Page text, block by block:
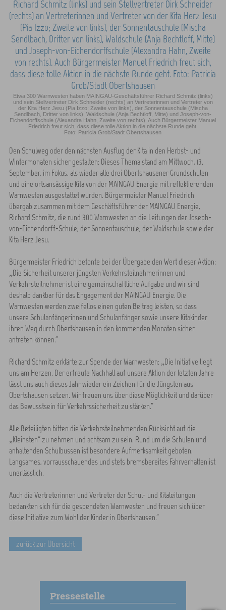
Etwa 300 Warnwesten haben MAINGAU-Geschäftsführer Richard Schmitz (links)
und sein Stellvertreter Dirk Schneider (rechts) an Vertreterinnen und Vertreter von
der Kita Herz Jesu (Pia Izzo; Zweite von links), der Sonnentauschule (Mischa
Sendlbach, Dritter von links), Waldschule (Anja Bechtloff, Mitte) und Joseph-von-
Eichendorffschule (Alexandra Hahn, Zweite von rechts). Auch Bürgermeister Manuel
Friedrich freut sich, dass diese tolle Aktion in die nächste Runde geht.
Foto: Patricia Grob/Stadt Obertshausen
Den Schulweg oder den nächsten Ausflug der Kita in den Herbst- und
Wintermonaten sicher gestalten: Dieses Thema stand am Mittwoch, 13.
September, im Fokus, als wieder alle drei Obertshausener Grundschulen
und eine ortsansässige Kita von der MAINGAU Energie mit reflektierenden
Warnwesten ausgestattet wurden. Bürgermeister Manuel Friedrich
übergab zusammen mit dem Geschäftsführer der MAINGAU Energie,
Richard Schmitz, die rund 300 Warnwesten an die Leitungen der Joseph-
von-Eichendorff-Schule, der Sonnentauschule, der Waldschule sowie der
Kita Herz Jesu.
Bürgermeister Friedrich betonte bei der Übergabe den Wert dieser Aktion:
„Die Sicherheit unserer jüngsten Verkehrsteilnehmerinnen und
Verkehrsteilnehmer ist eine gemeinschaftliche Aufgabe und wir sind
deshalb dankbar für das Engagement der MAINGAU Energie. Die
Warnwesten werden zweifellos einen guten Beitrag leisten, so dass
unsere Schulanfängerinnen und Schulanfänger sowie unsere Kitakinder
ihren Weg durch Obertshausen in den kommenden Monaten sicher
antreten können.”
Richard Schmitz erklärte zur Spende der Warnwesten: „Die Initiative liegt
uns am Herzen. Der erfreute Nachhall auf unsere Aktion der letzten Jahre
lässt uns auch dieses Jahr wieder ein Zeichen für die Jüngsten aus
Obertshausen setzen. Wir freuen uns über diese Möglichkeit und darüber
das Bewusstsein für Verkehrssicherheit zu stärken.”
Alle Beteiligten bitten die Verkehrsteilnehmenden Rücksicht auf die
„Kleinsten“ zu nehmen und achtsam zu sein. Rund um die Schulen und
anhaltenden Schulbussen ist besondere Aufmerksamkeit geboten.
Langsames, vorrausschauendes und stets bremsbereites Fahrverhalten ist
unerlässlich.
Auch die Vertreterinnen und Vertreter der Schul- und Kitaleitungen
bedankten sich für die gespendeten Warnwesten und freuen sich über
diese Initiative zum Wohl der Kinder in Obertshausen.“
zurück zur Übersicht
Pressestelle